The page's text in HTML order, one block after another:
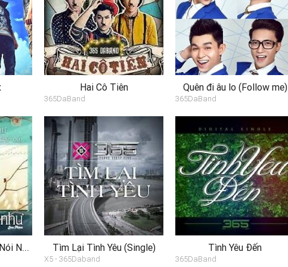
Hai Cô Tiên
365DaBand
Quên đi âu lo (Follow me)
365DaBand
Nếu Như Không Thể Nói Nếu Như (Single) Tìm Lại Tình Yêu (Single)
X5 - 365Daband
Tình Yêu Đến
365DaBand